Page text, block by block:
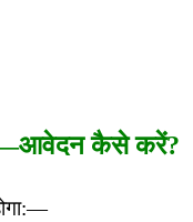
कैसे करें?